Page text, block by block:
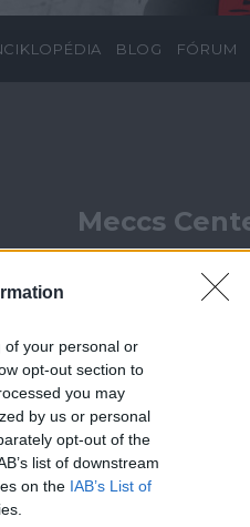
of your personal or
opt-out section to
you may
by us or personal
opt-out of the
list of downstream
on the IAB’s List of
BLOG FÓRUM
Meccs
Paris
Felkészülési szezon
2026-08-08 17:00
1 nap 6 óra 2 perc